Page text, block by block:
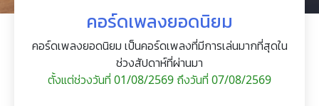
คอร์ดเพลงยอดนิยม
คอร์ดเพลงยอดนิยม เป็นคอร์ดเพลงที่มีการเล่นมากที่สุดใน
ช่วงสัปดาห์ที่ผ่านมา
ตั้งแต่ช่วงวันที่ 01/08/2569 ถึงวันที่ 07/08/2569